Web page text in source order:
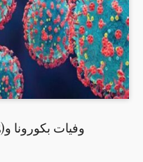
(5) وفيات بكورونا و(105) حالة مؤكدة ليوم الأمس